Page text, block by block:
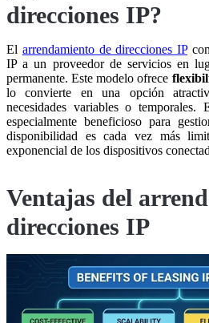
direcciones IP?
El arrendamiento de direcciones IP
IP a un proveedor de servicios en
permanente. Este modelo ofrece
lo convierte en una opción
necesidades variables o temporales.
especialmente beneficioso para
disponibilidad es cada vez más
exponencial de los dispositivos
Ventajas del
direcciones IP